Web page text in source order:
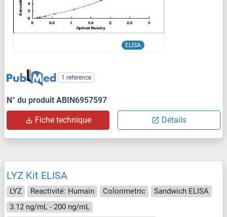
ELISA
1 reference
N° du produit ABIN6957597
Fiche technique Détails
LYZ Kit ELISA
LYZ Reactivité: Humain Colorimetric
Sandwich ELISA
3.12 ng/mL - 200 ng/mL